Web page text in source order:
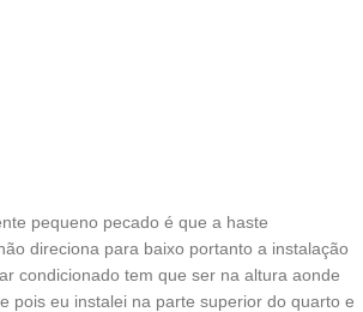
pequeno pecado é que a haste
direciona para baixo portanto a instalação
condicionado tem que ser na altura aonde
pois eu instalei na parte superior do quarto e